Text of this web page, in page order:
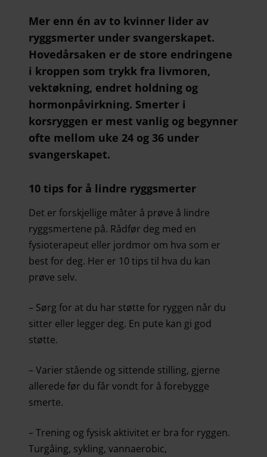
Mer enn én av to kvinner lider av
ryggsmerter under svangerskapet.
Hovedårsaken er de store endringene
i kroppen som trykk fra livmoren,
vektøkning, endret holdning og
hormonpåvirkning. Smerter i
korsryggen er mest vanlig og begynner
ofte mellom uke 24 og 36 under
svangerskapet.
10 tips for å lindre ryggsmerter
Det er forskjellige måter å prøve å lindre
ryggsmertene på. Rådfør deg med en
fysioterapeut eller jordmor om hva som er
best for deg. Her er 10 tips til hva du kan
prøve selv.
– Sørg for at du har støtte for ryggen når du
sitter eller legger deg. En pute kan gi god
støtte.
– Varier stående og sittende stilling, gjerne
allerede før du får vondt for å forebygge
smerte.
– Trening og fysisk aktivitet er bra for ryggen.
Turgåing, sykling, vannaerobic,